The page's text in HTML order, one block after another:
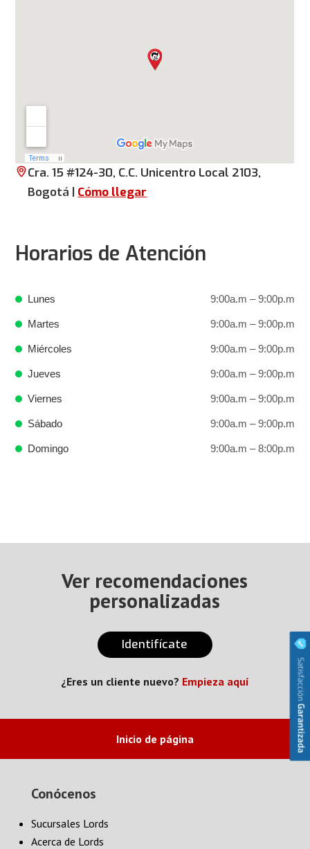
Cra. 15 #124-30, C.C. Unicentro Local 2103,
Bogotá | Cómo llegar
Horarios de Atención
Lunes 9:00a.m – 9:00p.m
Martes 9:00a.m – 9:00p.m
Miércoles 9:00a.m – 9:00p.m
Jueves 9:00a.m – 9:00p.m
Viernes 9:00a.m – 9:00p.m
Sábado 9:00a.m – 9:00p.m
Domingo 9:00a.m – 8:00p.m
Ver recomendaciones
personalizadas
Identifícate
¿Eres un cliente nuevo? Empieza aquí
Inicio de página
Conócenos
Sucursales Lords
Acerca de Lords